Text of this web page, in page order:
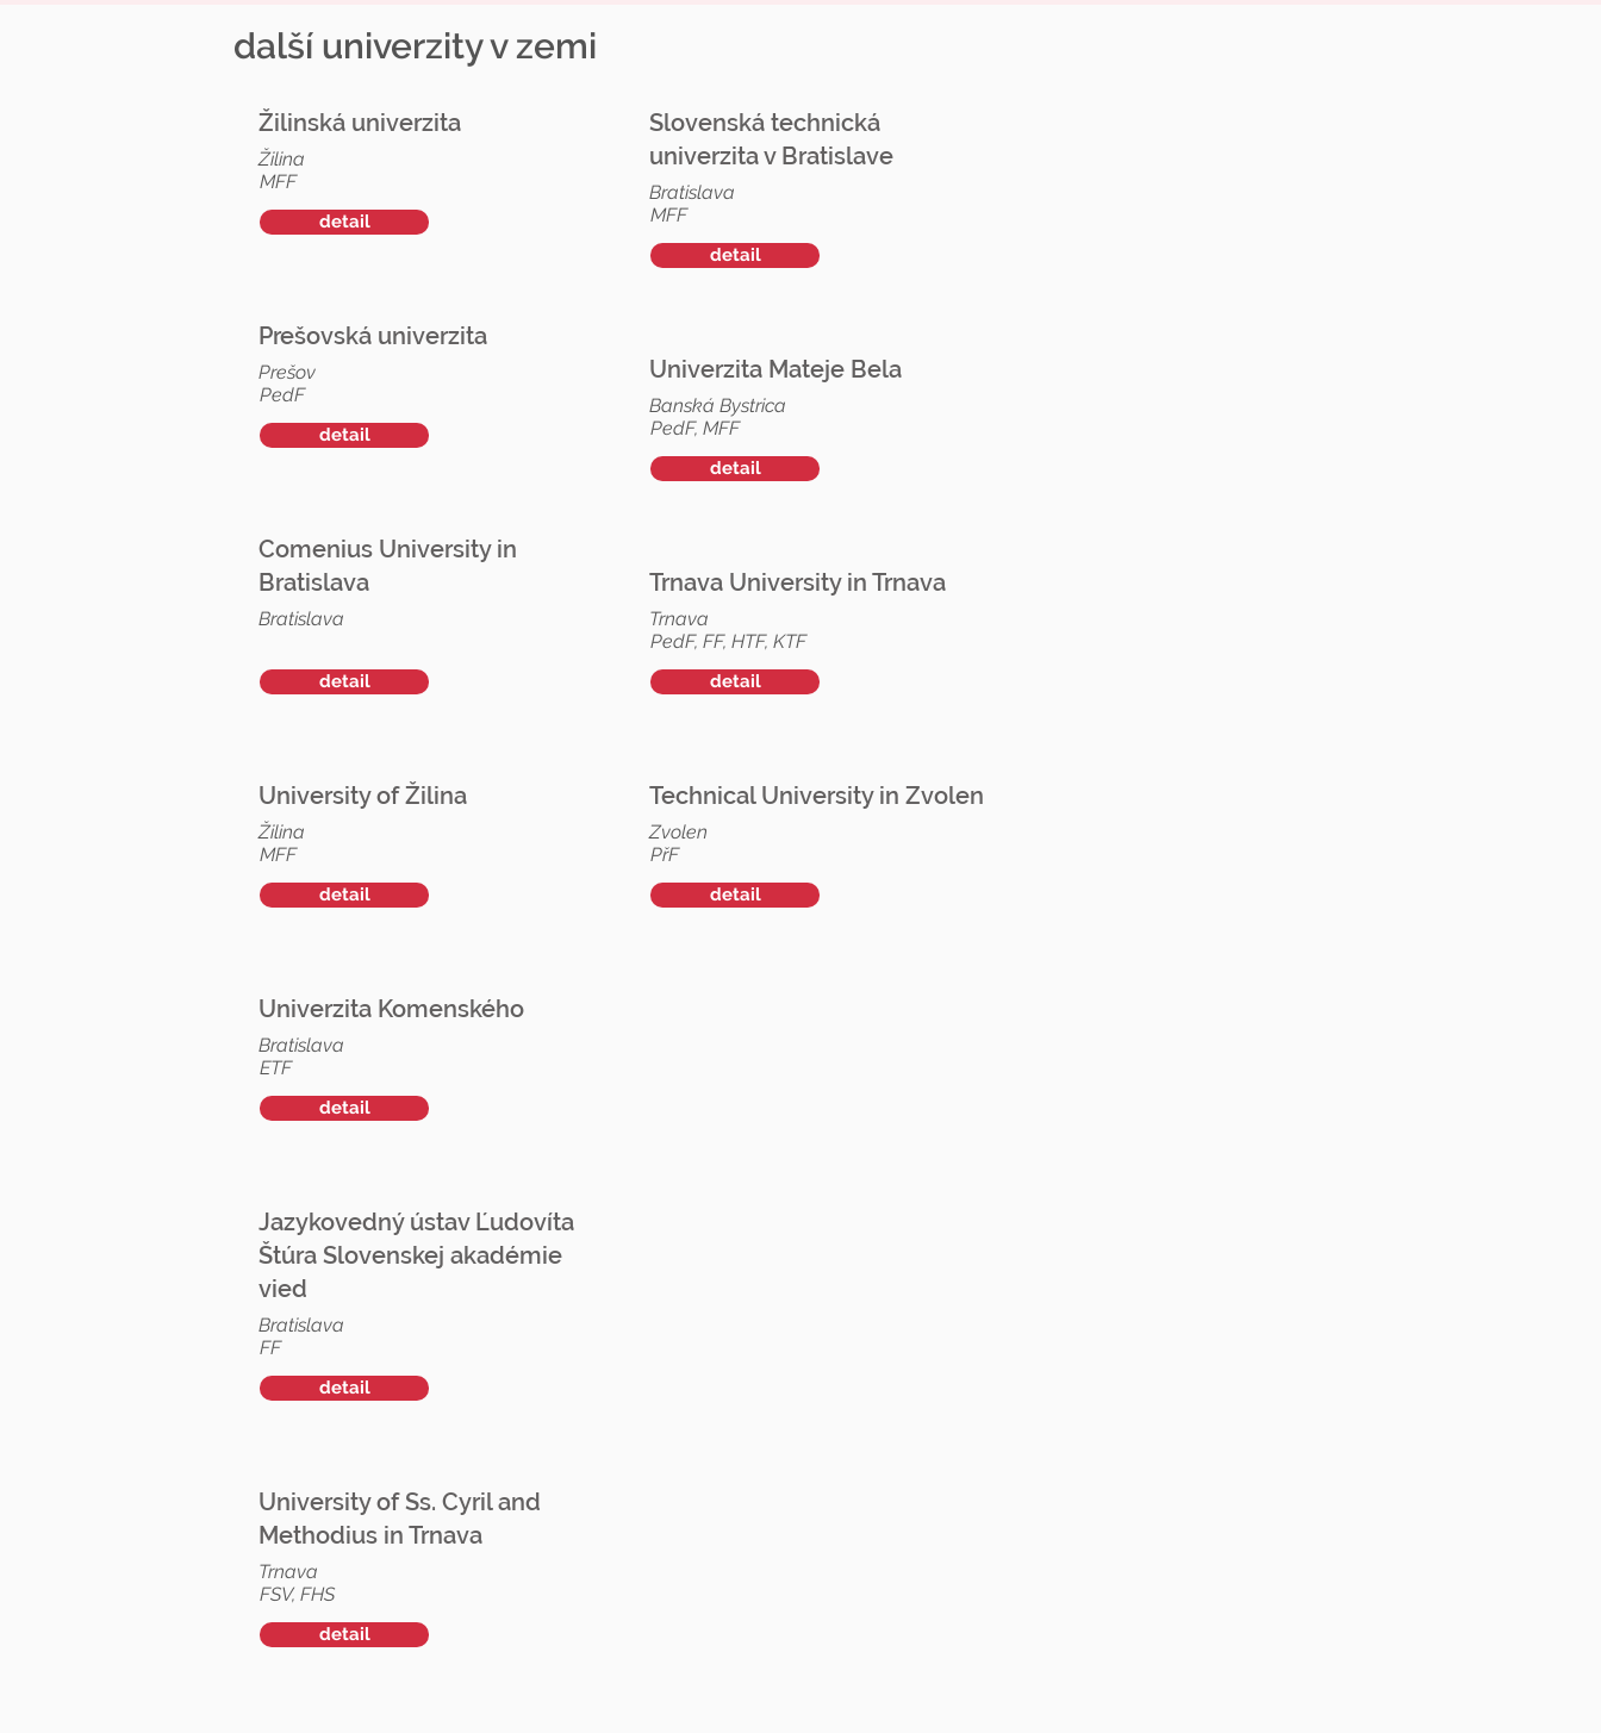
další univerzity v zemi
Žilinská univerzita
Žilina
MFF
detail
Prešovská univerzita
Prešov
PedF
detail
Comenius University in
Bratislava
Bratislava
detail
University of Žilina
Žilina
MFF
detail
Slovenská technická
univerzita v Bratislave
Bratislava
MFF
detail
Univerzita Mateje Bela
Banská Bystrica
PedF, MFF
detail
Trnava University in Trnava
Trnava
PedF, FF, HTF, KTF
detail
Technical University in Zvolen
Zvolen
PřF
detail
Univerzita Komenského
Bratislava
ETF
detail
Jazykovedný ústav Ľudovíta
Štúra Slovenskej akadémie
vied
Bratislava
FF
detail
University of Ss. Cyril and
Methodius in Trnava
Trnava
FSV, FHS
detail